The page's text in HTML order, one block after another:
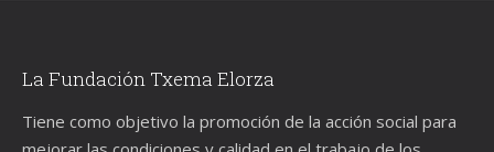
La Fundación Txema Elorza
Tiene como objetivo la promoción de la acción social para